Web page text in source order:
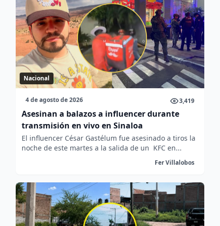
Nacional
4 de agosto de 2026 3,419
Asesinan a balazos a influencer durante
transmisión en vivo en Sinaloa
El influencer César Gastélum fue asesinado a tiros la
noche de este martes a la salida de un KFC en...
Fer Villalobos